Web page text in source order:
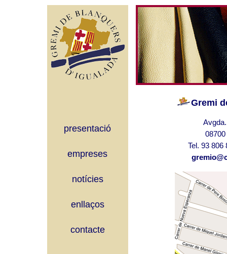
presentació
empreses
notícies
enllaços
contacte
Gremi
Tel. 93 806